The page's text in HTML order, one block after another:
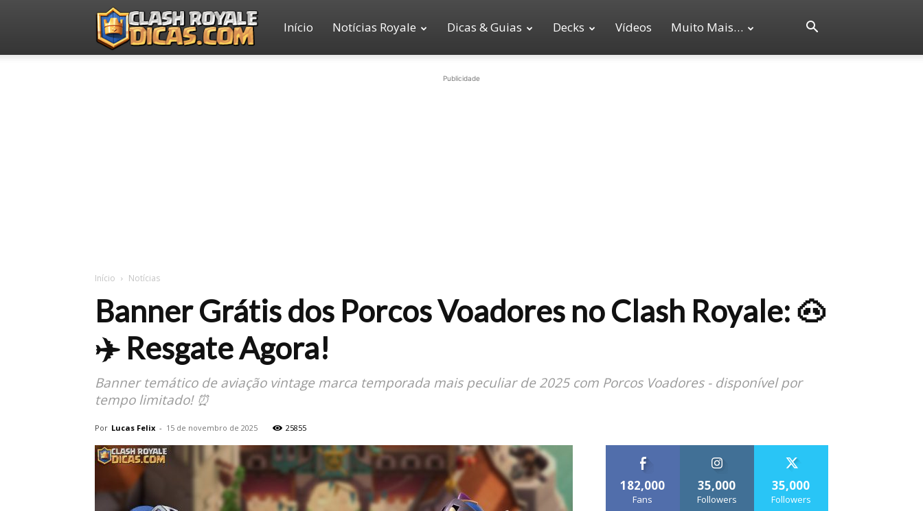
Clash
Início Notícias Royale Dicas & Guias Decks Vídeos Muito Mais…
Publicidade
Início Notícias
Banner Grátis dos Porcos Voadores no Clash Royale: 🐽
✈️ Resgate Agora!
Banner temático de aviação vintage marca temporada mais peculiar de 2025 com Porcos Voadores - disponível por
tempo limitado! ⏰
Por Lucas Felix - 15 de novembro de 2025 25855
182,000
Fans
35,000
Followers
35,000
Followers